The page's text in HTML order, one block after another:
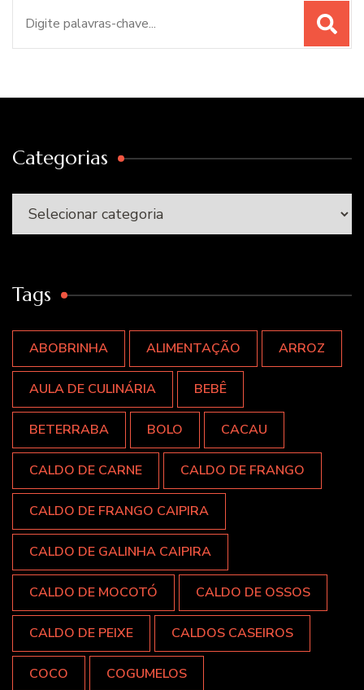
Categorias
Categorias
Tags
ABOBRINHA ALIMENTAÇÃO ARROZ
AULA DE CULINÁRIA BEBÊ
BETERRABA BOLO CACAU
CALDO DE CARNE CALDO DE FRANGO
CALDO DE FRANGO CAIPIRA
CALDO DE GALINHA CAIPIRA
CALDO DE MOCOTÓ CALDO DE OSSOS
CALDO DE PEIXE CALDOS CASEIROS
COCO COGUMELOS